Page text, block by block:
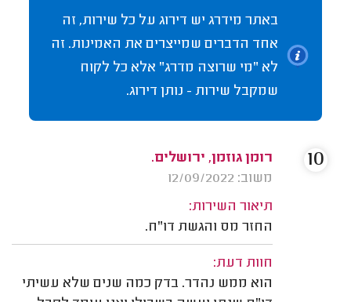
באתר מידרג יש דירוג על כל שירות, זה
אחד הדברים שמייצרים את האמינות. זה
לא "מי שרוצה מדרג" אלא כל לקוח
שמקבל שירות - נותן דירוג.
רומן גוזמן, ירושלים.
משוב: 12/09/2022
תיאור השירות:
החזר מס והגשת דו"ח.
חוות דעת:
הוא ממש נהדר. בדק כמה שנים שלא עשיתי
10